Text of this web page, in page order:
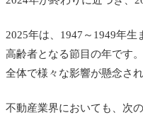
2025年は、1947～1949年
高齢者となる節目の年です
全体で様々な影響が懸念され
不動産業界においても、次